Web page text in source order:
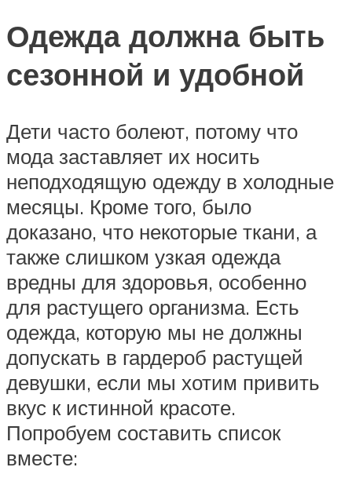
Одежда должна быть
сезонной и удобной
Дети часто болеют, потому что
мода заставляет их носить
неподходящую одежду в холодные
месяцы. Кроме того, было
доказано, что некоторые ткани, а
также слишком узкая одежда
вредны для здоровья, особенно
для растущего организма. Есть
одежда, которую мы не должны
допускать в гардероб растущей
девушки, если мы хотим привить
вкус к истинной красоте.
Попробуем составить список
вместе: